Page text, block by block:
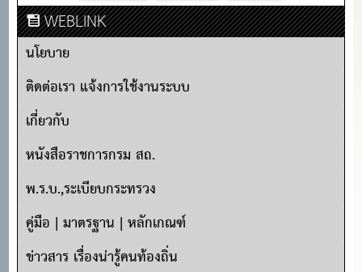
WEBLINK
นโยบาย
ติดต่อเรา แจ้งการใช้งานระบบ
เกี่ยวกับ
หนังสือราชการกรม สถ.
พ.ร.บ.,ระเบียบกระทรวง
คู่มือ | มาตรฐาน | หลักเกณฑ์
ข่าวสาร เรื่องน่ารู้คนท้องถิ่น